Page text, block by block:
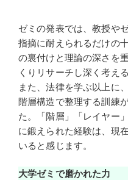
ゼミの発表では、教授や
指摘に耐えられるだけの
の裏付けと理論の深さを
くりリサーチし深く考え
また、法律を学ぶ以上に
階層構造で整理する訓練
た。「階層」「レイヤー
に鍛えられた経験は、現
いると感じます。
大学ゼミで磨かれた力